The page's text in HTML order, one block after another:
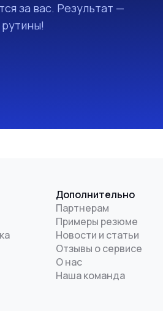
за вас. Результат —
Дополнительно
Партнерам
Примеры резюме
Новости и статьи
Отзывы о сервисе
О нас
Наша команда